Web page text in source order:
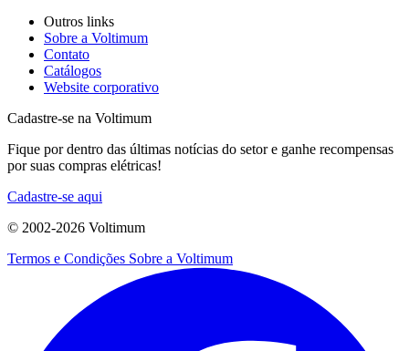
Outros links
Sobre a Voltimum
Contato
Catálogos
Website corporativo
Cadastre-se na Voltimum
Fique por dentro das últimas notícias do setor e ganhe recompensas
por suas compras elétricas!
Cadastre-se aqui
© 2002-2026 Voltimum
Termos e Condições Sobre a Voltimum